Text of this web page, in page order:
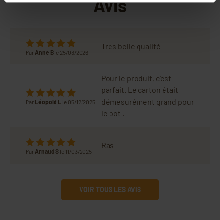
Avis
Par Anne B le 25/03/2026
Très belle qualité
Par Léopold L le 05/12/2025
Pour le produit, c'est
parfait. Le carton était
démesurément grand pour
le pot .
Par Arnaud S le 11/03/2025
Ras
VOIR TOUS LES AVIS